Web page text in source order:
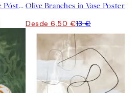
Flowy Forms Paquetes de Pósters Olive Branches in Vase Poster
Desde 6,50 €13 €